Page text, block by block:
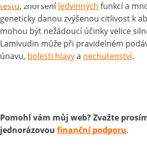
testů, zhoršeníledvinných funkcí a
geneticky danou zvýšenou citlivost k
mohou být nežádoucí účinky velice
Lamivudin může při pravidelném
únavu, bolesti hlavya nechutenství.
Pomohl vám můj web? Zvažte
jednorázovou finanční podporu.